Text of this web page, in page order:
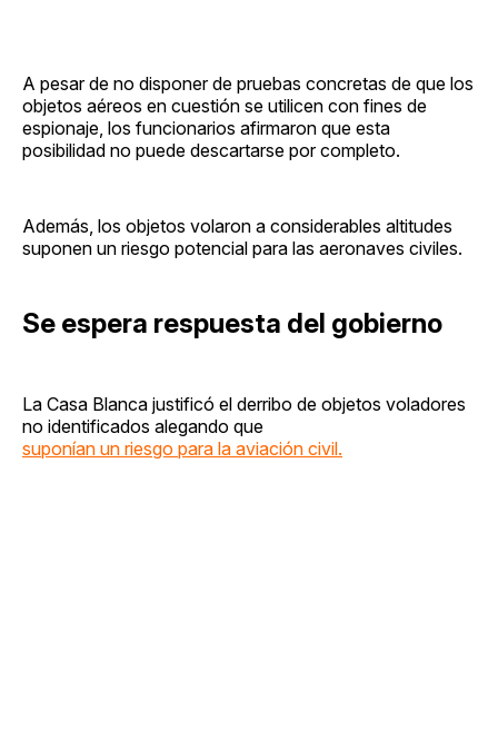
A pesar de no disponer de pruebas concretas de que los
objetos aéreos en cuestión se utilicen con fines de
espionaje, los funcionarios afirmaron que esta
posibilidad no puede descartarse por completo.
Además, los objetos volaron a considerables altitudes
suponen un riesgo potencial para las aeronaves civiles.
Se espera respuesta del gobierno
La Casa Blanca justificó el derribo de objetos voladores
no identificados alegando que
suponían un riesgo para la aviación civil.